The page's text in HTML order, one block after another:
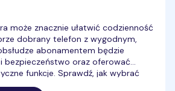
może znacznie ułatwić codzienność
dobrany telefon z wygodnym,
abonamentem będzie
bezpieczeństwo oraz oferować
funkcje. Sprawdź, jak wybrać
smartfon i abonament dla seniora.